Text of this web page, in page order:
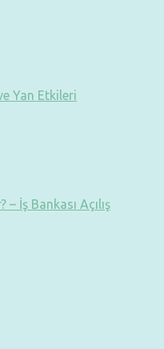
Yan Etkileri
– İş Bankası Açılış